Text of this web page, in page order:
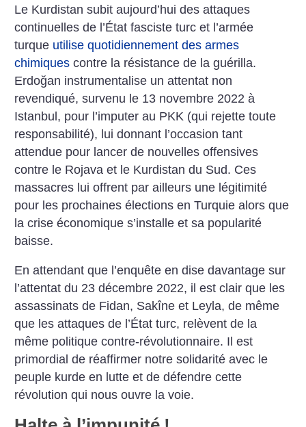
Le Kurdistan subit aujourd’hui des attaques
continuelles de l’État fasciste turc et l’armée
turque utilise quotidiennement des armes
chimiques contre la résistance de la guérilla.
Erdoğan instrumentalise un attentat non
revendiqué, survenu le 13 novembre 2022 à
Istanbul, pour l’imputer au PKK (qui rejette toute
responsabilité), lui donnant l’occasion tant
attendue pour lancer de nouvelles offensives
contre le Rojava et le Kurdistan du Sud. Ces
massacres lui offrent par ailleurs une légitimité
pour les prochaines élections en Turquie alors que
la crise économique s’installe et sa popularité
baisse.
En attendant que l’enquête en dise davantage sur
l’attentat du 23 décembre 2022, il est clair que les
assassinats de Fidan, Sakîne et Leyla, de même
que les attaques de l’État turc, relèvent de la
même politique contre-révolutionnaire. Il est
primordial de réaffirmer notre solidarité avec le
peuple kurde en lutte et de défendre cette
révolution qui nous ouvre la voie.